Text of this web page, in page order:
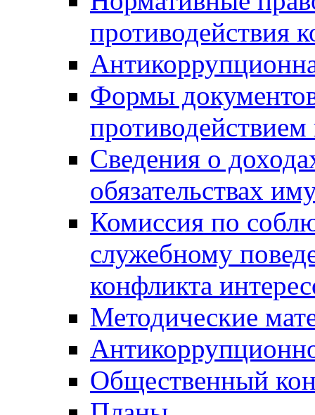
противодействия
Формы
Сведения о
обязательствах
Комиссия по
служебному
конфликта
Методические
Общественный